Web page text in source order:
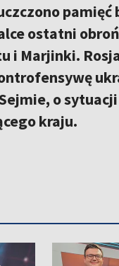
ostatni
i Marjinki.
o
kraju.